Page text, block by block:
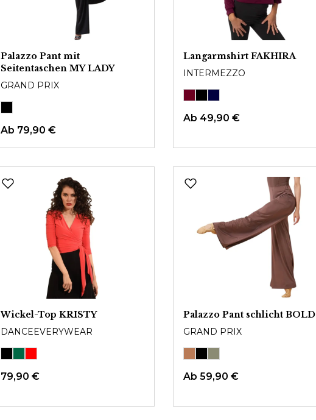
Palazzo Pant mit
Seitentaschen MY LADY
GRAND PRIX
Ab 79,90 €
Langarmshirt FAKHIRA
INTERMEZZO
Ab 49,90 €
Wickel-Top KRISTY
DANCEEVERYWEAR
79,90 €
Palazzo Pant schlicht BOLD
GRAND PRIX
Ab 59,90 €